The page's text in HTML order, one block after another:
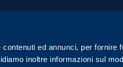
ed annunci, per fornire
inoltre informazioni sul